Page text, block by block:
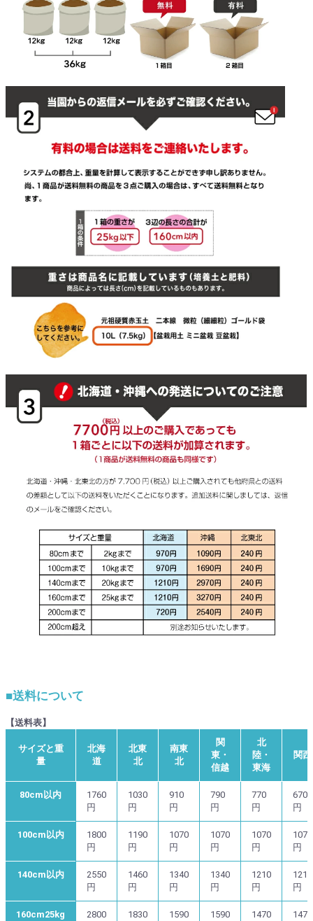
■送料について
【送料表】
サイズと重
量
北海
道
北東
北
南東
北
関
東・
信越
北
陸・
東海
関西
80cm以内
1760
円
1030
円
910
円
790
円
770
円
670
円
100cm以内
1800
円
1190
円
1070
円
1070
円
1070
円
1070
円
140cm以内
2550
円
1460
円
1340
円
1340
円
1210
円
1210
円
160cm25kg
2800
1830
1590
1590
1470
1470